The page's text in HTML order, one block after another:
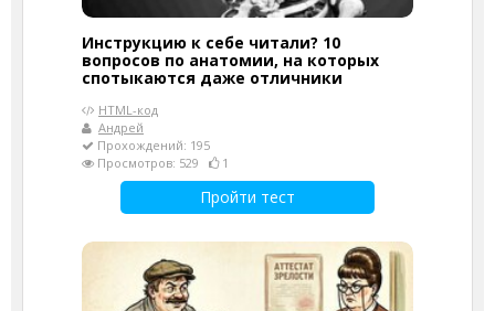
Инструкцию к себе читали? 10
вопросов по анатомии, на которых
спотыкаются даже отличники
HTML-код
Андрей
Прохождений: 195
Просмотров: 529
1
Пройти тест